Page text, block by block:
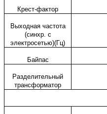
Крест-фактор
Выходная частота
(синхр. с
электросетью)(Гц)
Байпас
Разделительный
трансформатор